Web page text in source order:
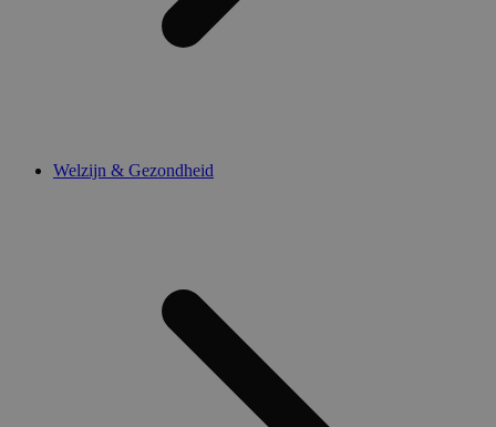
Welzijn & Gezondheid